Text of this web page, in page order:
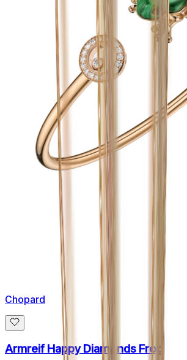
Chopard
Armreif Happy Diamonds Frog